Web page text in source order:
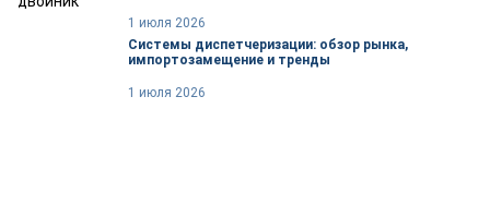
1 июля 2026
Системы диспетчеризации: обзор рынка,
импортозамещение и тренды
1 июля 2026